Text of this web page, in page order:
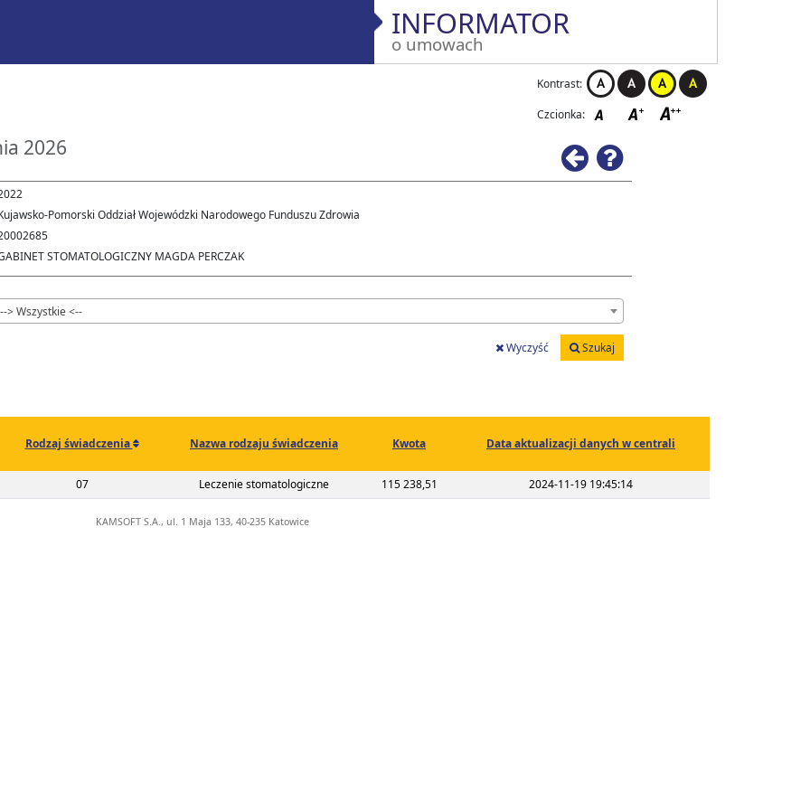
INFORMATOR
o umowach
Kontrast:
Czcionka:
2026 Wstecz
Pomoc
Pomorski Oddział Wojewódzki Narodowego Funduszu Zdrowia
STOMATOLOGICZNY MAGDA PERCZAK
--> Wszystkie <--
Wyczyść Szukaj
Rodzaj świadczenia Nazwa rodzaju świadczenia Kwota Data aktualizacji danych w centrali
00-02685-22-0107 Leczenie stomatologiczne 115 238,51 2024-11-19 19:45:14
KAMSOFT S.A., ul. 1 Maja 133, 40-235 Katowice